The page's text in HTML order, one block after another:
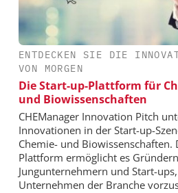
ENTDECKEN SIE DIE
VON MORGEN
Die Start-up-Plattform für
und Biowissenschaften
CHEManager Innovation Pitch
Innovationen in der Start-up-
Chemie- und Biowissenschaften.
Plattform ermöglicht es
Jungunternehmern und Start-
Unternehmen der Branche
CHEMANAGER C/O
Generation Batteries